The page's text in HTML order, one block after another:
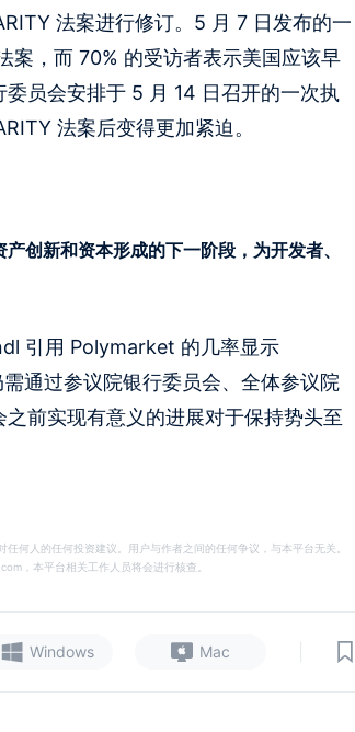
法案进行修订。5 月 7 日发布的一
案，而 70% 的受访者表示美国应该早
员会安排于 5 月 14 日召开的一次执
法案后变得更加紧迫。
创新和资本形成的下一阶段，为开发者、
引用 Polymarket 的几率显示
通过参议院银行委员会、全体参议院
前实现有意义的进展对于保持势头至
何人的任何投资建议。用户与作者之间的任何争议，与本平台无关。
，本平台相关工作人员将会进行核查。
Windows Mac